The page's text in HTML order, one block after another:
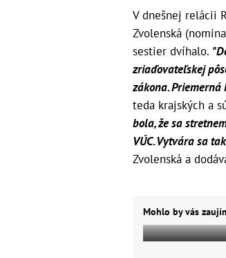
V dnešnej relácii
Zvolenská
sestier dvíhalo.
zriaďovateľskej
zákona.
teda krajských a
bola, že sa
VÚC. Vytvára sa
Zvolenská a
Mohlo by vás